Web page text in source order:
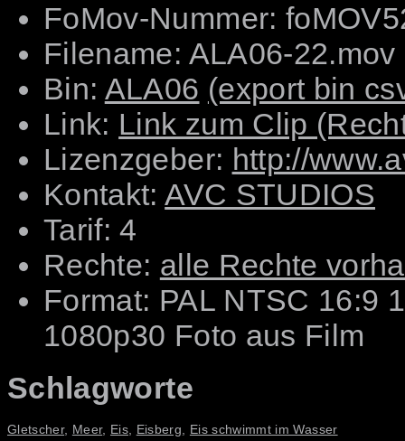
FoMov-Nummer:
Filename: ALA06-22.mov
Bin: ALA06 (export bin
Link: Link zum Clip
Lizenzgeber: http://
Kontakt:AVC STUDIOS
Tarif: 4
Rechte: alle Rechte
Format: PAL NTSC 16:9
1080p30 Foto aus Film
Schlagworte
Gletscher, Meer, Eis, Eisberg, Eis schwimmt im Wasser